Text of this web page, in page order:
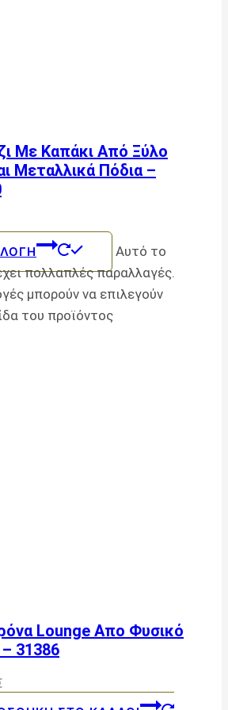
Με Καπάκι Από Ξύλο
Μεταλλικά Πόδια –
Αυτό το
πολλαπλές παραλλαγές.
μπορούν να επιλεγούν
του προϊόντος
Lounge Απο Φυσικό
31386